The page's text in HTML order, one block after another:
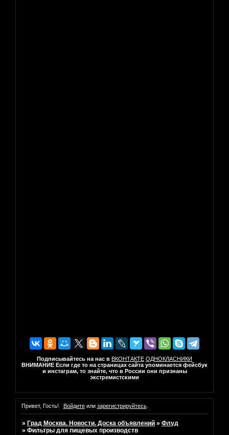
Подписывайтесь на нас в ВКОНТАКТЕ ОДНОКЛАСНИКИ
ВНИМАНИЕ Если где то на страницах сайта упоминается фейсбук
и инстаграм, то знайте, что в России они признаны
экстремистскими
Привет, Гость! Войдитеили зарегистрируйтесь.
» Град Москва. Новости. Доска объявлений »Флуд
»Фильтры для пищевых производств